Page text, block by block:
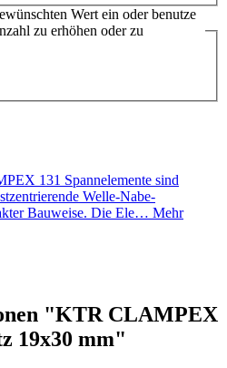
Wert ein oder benutze
zu erhöhen oder zu
131 Spannelemente sind
Welle-Nabe-
Bauweise. Die Ele… Mehr
"KTR CLAMPEX
19x30 mm"